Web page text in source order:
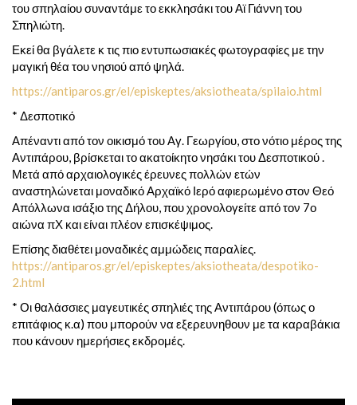
του σπηλαίου συναντάμε το εκκλησάκι του Αϊ Γιάννη του
Σπηλιώτη.
Εκεί θα βγάλετε κ τις πιο εντυπωσιακές φωτογραφίες με την
μαγική θέα του νησιού από ψηλά.
https://antiparos.gr/el/episkeptes/aksiotheata/spilaio.html
* Δεσποτικό
Απέναντι από τον οικισμό του Αγ. Γεωργίου, στο νότιο μέρος της
Αντιπάρου, βρίσκεται το ακατοίκητο νησάκι του Δεσποτικού .
Μετά από αρχαιολογικές έρευνες πολλών ετών
αναστηλώνεται μοναδικό Αρχαϊκό Ιερό αφιερωμένο στον Θεό
Απόλλωνα ισάξιο της Δήλου, που χρονολογείτε από τον 7ο
αιώνα πΧ και είναι πλέον επισκέψιμος.
Επίσης διαθέτει μοναδικές αμμώδεις παραλίες.
https://antiparos.gr/el/episkeptes/aksiotheata/despotiko-
2.html
* Οι θαλάσσιες μαγευτικές σπηλιές της Αντιπάρου (όπως ο
επιτάφιος κ.α) που μπορούν να εξερευνηθουν με τα καραβάκια
που κάνουν ημερήσιες εκδρομές.